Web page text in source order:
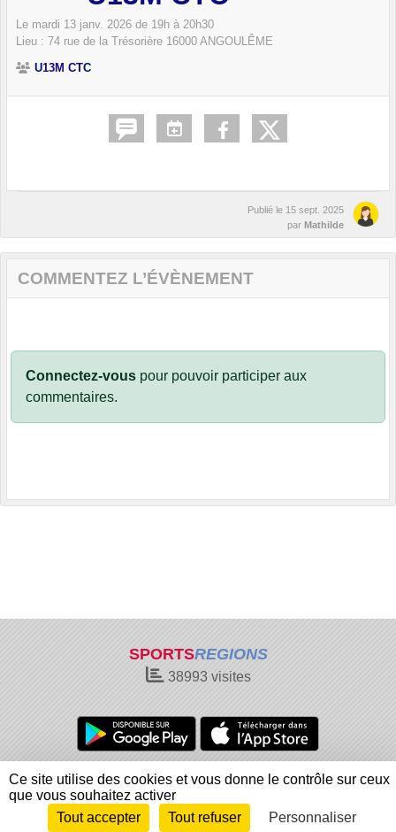
Le mardi 13 janv. 2026 de 19h à 20h30
Lieu : 74 rue de la Trésorière 16000 ANGOULÊME
U13M CTC
Publié le 15 sept. 2025
par Mathilde
COMMENTEZ L’ÉVÈNEMENT
Connectez-vous pour pouvoir participer aux
commentaires.
SPORTSREGIONS
38993visites
Charte cookies
Gestion des cookies
Informations légales
Signaler un contenu inapproprié
Envie de participer ?
Connexion
Ce site utilise des cookies et vous donne le contrôle sur ceux
que vous souhaitez activer
Tout accepter
Tout refuser Personnaliser